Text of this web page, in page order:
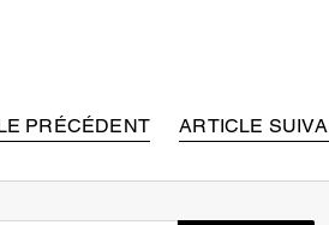
PRÉCÉDENT ARTICLE